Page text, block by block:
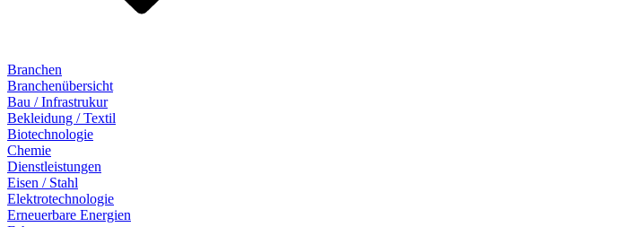
Branchen
Branchenübersicht
Bau / Infrastrukur
Bekleidung / Textil
Biotechnologie
Chemie
Dienstleistungen
Eisen / Stahl
Elektrotechnologie
Erneuerbare Energien